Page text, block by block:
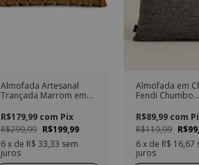
Almofada Artesanal
Trançada Marrom em
R$299,99 R$199,99
R$179,99 com Pix
6x de R$ 33,33 sem
juros
Almofada em
Fendi Chumbo
R$119,99
R$89,99 com
6x de R$ 16,67
juros